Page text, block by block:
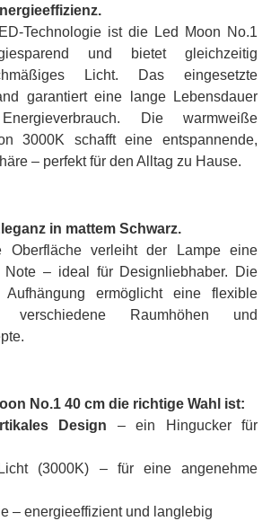
Technologie ist die Led Moon No.1
und bietet gleichzeitig
Licht. Das eingesetzte
garantiert eine lange Lebensdauer
Die warmweiße
3000K schafft eine entspannende,
– perfekt für den Alltag zu Hause.
in mattem Schwarz.
Oberfläche verleiht der Lampe eine
Note – ideal für Designliebhaber. Die
Aufhängung ermöglicht eine flexible
Raumhöhen und
No.1 40 cm die richtige Wahl ist:
Design – ein Hingucker für
(3000K) – für eine angenehme
– energieeffizient und langlebig